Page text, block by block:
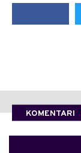
KOMENTARI